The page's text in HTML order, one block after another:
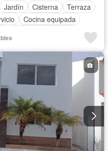
Jardín Cisterna
Terraza
Cocina equipada
con closet
Solo familias